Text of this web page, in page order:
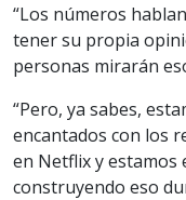
“Los números
tener su propia
personas mirarán
“Pero, ya sabes,
encantados con los
en Netflix y estamos
construyendo eso